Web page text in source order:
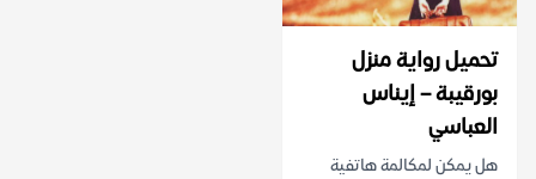
تحميل رواية منزل
بورقيبة – إيناس
العباسي
هل يمكن لمكالمة هاتفية